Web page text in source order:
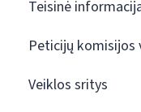
Teisinė
Peticijų komisijos
Veiklos sritys